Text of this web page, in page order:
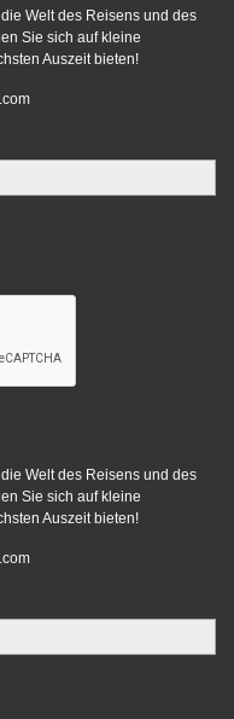
Welt des Reisens und des
Sie sich auf kleine
Auszeit bieten!
Welt des Reisens und des
Sie sich auf kleine
Auszeit bieten!